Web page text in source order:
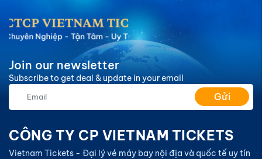
Join our newsletter
Subscribe to get deal & update in your email
Gửi
CÔNG TY CP VIETNAM TICKETS
Vietnam Tickets - Đại lý vé máy bay nội địa và quốc tế uy tín